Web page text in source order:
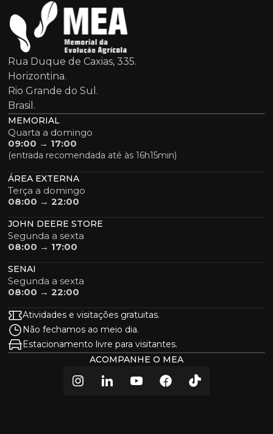
Rua Duque de Caxias, 335.
Horizontina.
Rio Grande do Sul.
Brasil.
MEMORIAL
Quarta a domingo
09:00 → 17:00
(entrada recomendada até às 16h15min)
ÁREA EXTERNA
Terça a domingo
08:00 → 22:00
JOHN DEERE STORE
Segunda a sexta
08:00 → 17:00
SENAI
Segunda a sexta
08:00 → 22:00
Atividades e visitações gratuitas.
Não fechamos ao meio dia.
Estacionamento livre para visitantes.
ACOMPANHE O MEA